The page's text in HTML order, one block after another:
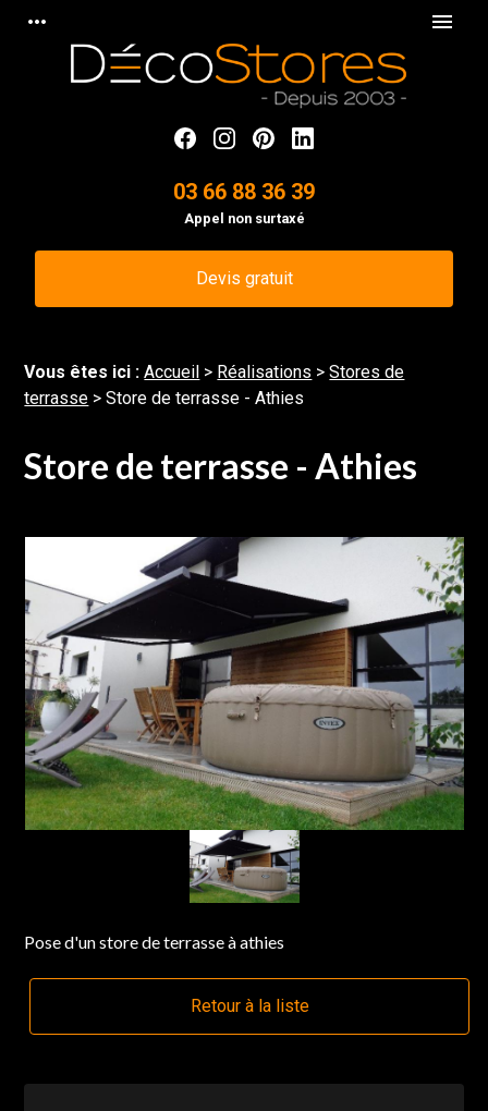
more_horiz menu
03 66 88 36 39
Appel non surtaxé
Devis gratuit
Vous êtes ici :Accueil > Réalisations >Stores de
terrasse >Store de terrasse - Athies
Store de terrasse - Athies
Pose d'un store de terrasse à athies
Retour à la liste